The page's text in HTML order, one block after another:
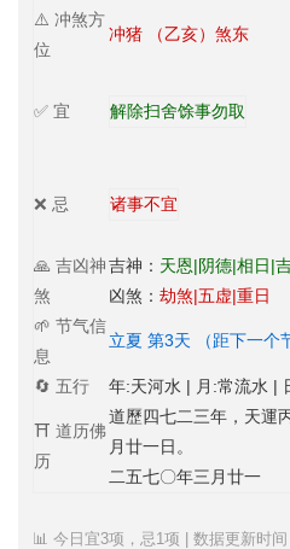
⚠️ 冲煞方
位
冲猪 （乙亥）煞东
✅ 宜 解除扫舍馀事勿取
❌ 忌 诸事不宜
🙏 吉凶神
煞
吉神： 天恩|阴德|相日|
凶煞： 劫煞|五虚|重日
🌱 节气信
息
立夏 第3天 （距下一个
🔄 五行 年:天河水 | 月:常流水 |
⛩️ 道历佛
历
道歷四七二三年，天運
月廿一日。
二五七〇年三月廿一
📊 今日宜3项，忌1项 | 数据更新时